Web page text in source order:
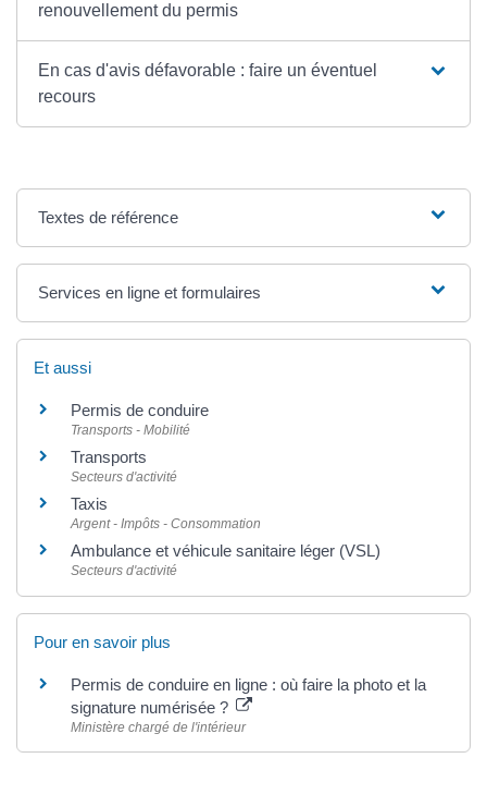
renouvellement du permis
En cas d'avis défavorable : faire un éventuel
recours
Textes de référence
Services en ligne et formulaires
Et aussi
Permis de conduire
Transports - Mobilité
Transports
Secteurs d'activité
Taxis
Argent - Impôts - Consommation
Ambulance et véhicule sanitaire léger (VSL)
Secteurs d'activité
Pour en savoir plus
Permis de conduire en ligne : où faire la photo et la
signature numérisée ?
Ministère chargé de l'intérieur